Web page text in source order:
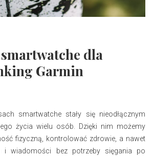
dla
Garmin
smartwatche stały się nieodłącznym
życia wielu osób. Dzięki nim możemy
fizyczną, kontrolować zdrowie, a nawet
i wiadomości bez potrzeby sięgania po